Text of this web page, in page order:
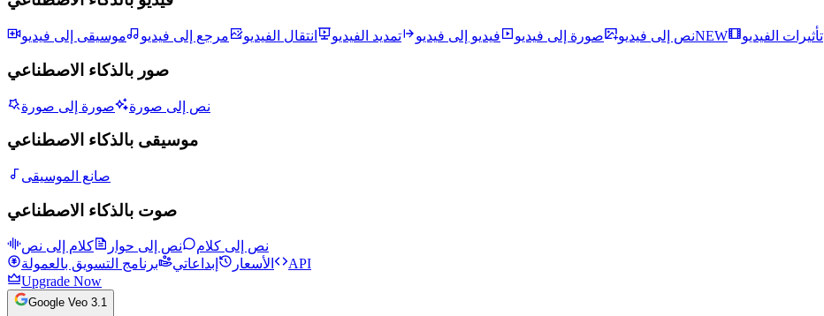
نص إلى فيديو صورة إلى فيديو فيديو إلى فيديو تمديد الفيديو انتقال الفيديو مرجع إلى فيديو موسيقى إلى فيديو NEW تأثيرات الفيديو
صور بالذكاء الاصطناعي
نص إلى صورة صورة إلى صورة
موسيقى بالذكاء الاصطناعي
صانع الموسيقى
صوت بالذكاء الاصطناعي
نص إلى كلام نص إلى حوار
كلام إلى نص
الأسعار
إبداعاتي برنامج التسويق بالعمولة
API
Upgrade Now
Google Veo 3.1